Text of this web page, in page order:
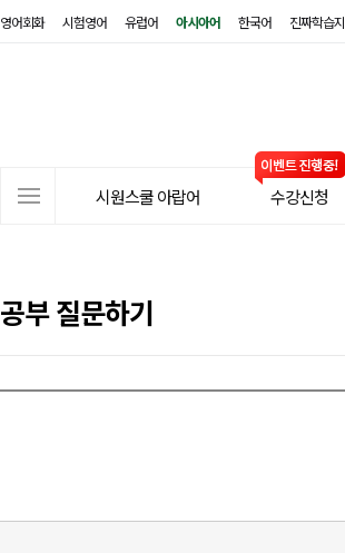
영어회화 시험영어 유럽어 아시아어 한국어 진짜학습지
시원스쿨 아랍어 수강신청
공부 질문하기